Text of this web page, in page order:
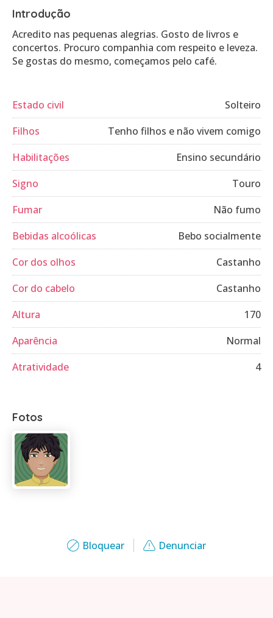
Bloquear Denunciar
Introdução
Acredito nas pequenas alegrias. Gosto de livros e
concertos. Procuro companhia com respeito e leveza.
Se gostas do mesmo, começamos pelo café.
Estado civil
Solteiro
Filhos
Tenho filhos e não vivem comigo
Habilitações
Ensino secundário
Signo
Touro
Fumar
Não fumo
Bebidas alcoólicas
Bebo socialmente
Cor dos olhos
Castanho
Cor do cabelo
Castanho
Altura
170
Aparência
Normal
Atratividade
4
Fotos